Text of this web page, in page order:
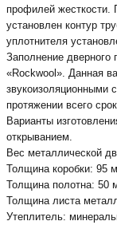
профилей жесткости.
установлен контур
уплотнителя
Заполнение дверного
«Rockwool». Данная
звукоизоляционными
протяжении всего
Варианты
открыванием.
Вес металлической
Толщина коробки: 95
Толщина полотна: 50
Толщина листа
Утеплитель: